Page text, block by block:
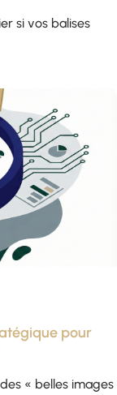
si vos balises
pour
« belles images